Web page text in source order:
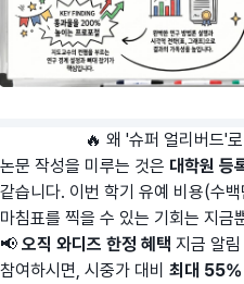
🔥 왜 '슈퍼 얼리버드'
논문 작성을 미루는 것은 대학원 등
같습니다. 이번 학기 유예 비용(수
마침표를 찍을 수 있는 기회는 지금
📢 오직 와디즈 한정 혜택 지금 알
참여하시면, 시중가 대비 최대 55%